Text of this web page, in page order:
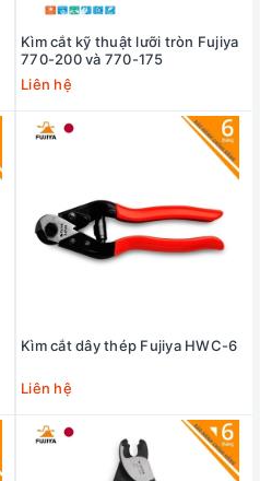
Kìm cắt kỹ thuật lưỡi tròn Fujiya
770-200 và 770-175
Liên hệ
Kìm cắt dây thép Fujiya HWC-6
Liên hệ